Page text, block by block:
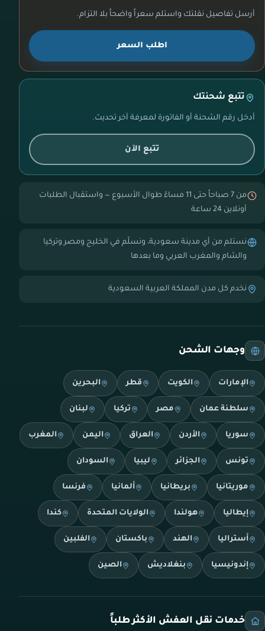
أرسل تفاصيل نقلتك واستلم سعراً واضحاً بلا التزام.
اطلب السعر
تتبع شحنتك
أدخل رقم الشحنة أو الفاتورة لمعرفة آخر تحديث.
تتبع الآن
من 7 صباحاً حتى 11 مساءً طوال الأسبوع — واستقبال الطلبات
أونلاين 24 ساعة
نستلم من أي مدينة سعودية، ونسلّم في الخليج ومصر وتركيا
والشام والمغرب العربي وما بعدها
نخدم كل مدن المملكة العربية السعودية
وجهات الشحن
الإمارات الكويت قطر البحرين
سلطنة عمان مصر تركيا لبنان
سوريا الأردن العراق اليمن المغرب
تونس الجزائر ليبيا السودان
موريتانيا بريطانيا ألمانيا فرنسا
إيطاليا هولندا الولايات المتحدة كندا
أستراليا الهند باكستان الفلبين
إندونيسيا بنغلاديش الصين
خدمات نقل العفش الأكثر طلباً